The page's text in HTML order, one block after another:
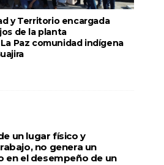
y Territorio encargada
de la planta
Paz comunidad indígena
un lugar físico y
no genera un
en el desempeño de un